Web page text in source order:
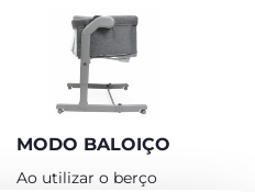
MODO BALOIÇO
Ao utilizar o berço